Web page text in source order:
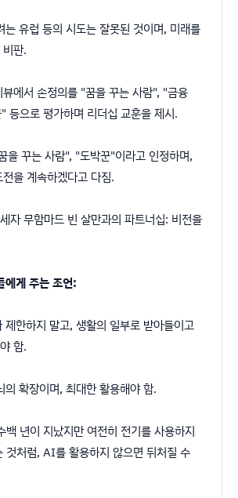
유럽 등의 시도는 잘못된 것이며, 미래를
판.
에서 손정의를 "꿈을 꾸는 사람", "금융
등으로 평가하며 리더십 교훈을 제시.
을 꾸는 사람", "도박꾼"이라고 인정하며,
을 계속하겠다고 다짐.
자 무함마드 빈 살만과의 파트너십: 비전을
에게 주는 조언:
한하지 말고, 생활의 일부로 받아들이고
함.
확장이며, 최대한 활용해야 함.
백 년이 지났지만 여전히 전기를 사용하지
것처럼, AI를 활용하지 않으면 뒤처질 수